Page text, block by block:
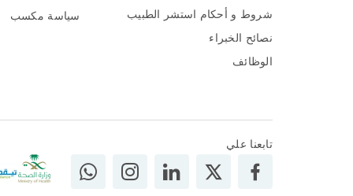
شروط و أحكام استشر الطبيب
نصائح الخبراء
الوظائف
سياسة مكسب
تابعنا علي